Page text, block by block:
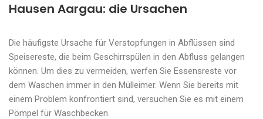
Hausen Aargau: die Ursachen
Die häufigste Ursache für Verstopfungen in Abflüssen sind
Speisereste, die beim Geschirrspülen in den Abfluss gelangen
können. Um dies zu vermeiden, werfen Sie Essensreste vor
dem Waschen immer in den Mülleimer. Wenn Sie bereits mit
einem Problem konfrontiert sind, versuchen Sie es mit einem
Pömpel für Waschbecken.